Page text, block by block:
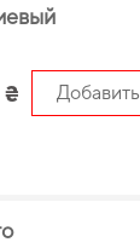
₴ Добавить